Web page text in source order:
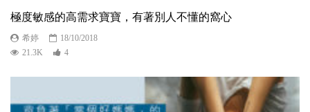
極度敏感的高需求寶寶，有著別人不懂的窩心
希婷
18/10/2018
21.3K
4